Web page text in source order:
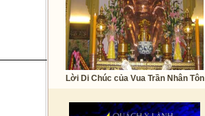
Lời Di Chúc của Vua Trần Nhân Tôn